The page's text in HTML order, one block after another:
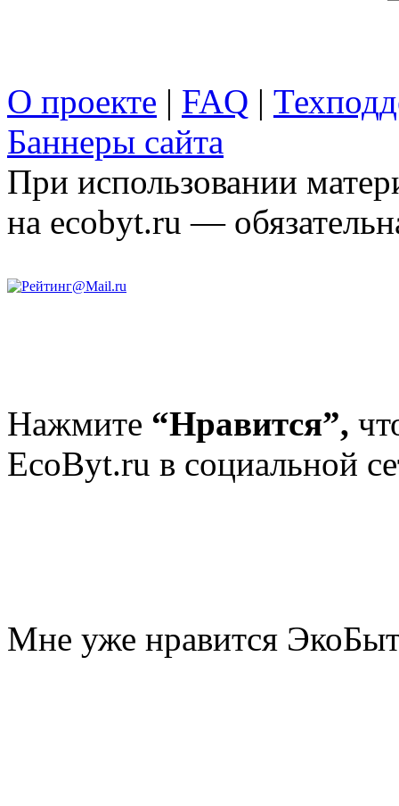
О проекте | FAQ |
Баннеры сайта
При использовании
на ecobyt.ru —
Нажмите “Нравится”,
EcoByt.ru в социальной
Мне уже нравится